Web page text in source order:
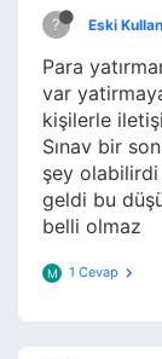
? Eski
Para
var
kişilerle
Sınav bir
şey
geldi bu
belli olmaz
M 1 Cevap